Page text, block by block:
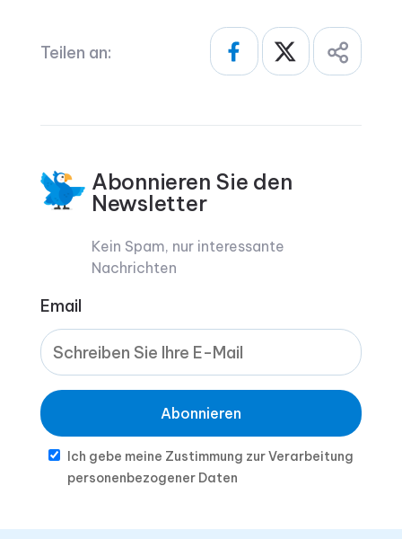
Teilen an:
Abonnieren Sie den
Newsletter
Kein Spam, nur interessante
Nachrichten
Email
Abonnieren
Ich gebe meine Zustimmung zur Verarbeitung
personenbezogener Daten